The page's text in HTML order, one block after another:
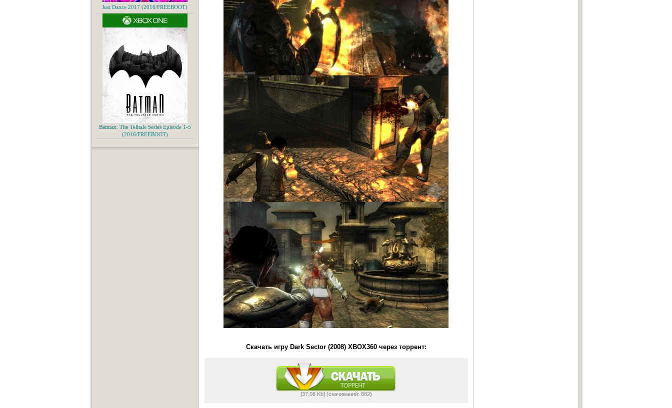
Скачать игру Dark Sector (2008) XBOX360 через торрент:
[37,08 Kb] (cкачиваний: 882)
Just Dance 2017 (2016/FREEBOOT)
Batman: The Telltale Series Episode 1-5
(2016/FREEBOOT)